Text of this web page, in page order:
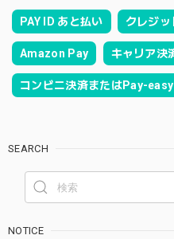
PAY ID あと払い クレジッ
Amazon Pay キャリア決
コンビニ決済またはPay-easy
SEARCH
NOTICE